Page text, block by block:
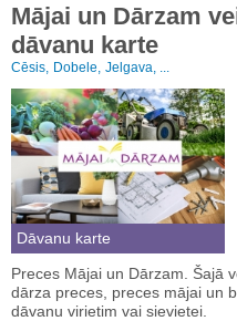
Mājai un Dārzam
dāvanu karte
Cēsis, Dobele, Jelgava, ...
Dāvanu karte
Preces Mājai un Dārzam. Šajā
dārza preces, preces mājai un
dāvanu virietim vai sievietei.